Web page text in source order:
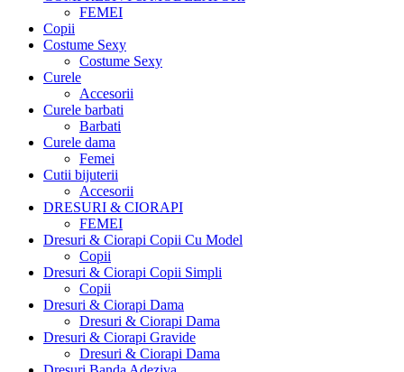
FEMEI
Copii
Costume Sexy
Costume Sexy
Curele
Accesorii
Curele barbati
Barbati
Curele dama
Femei
Cutii bijuterii
Accesorii
DRESURI & CIORAPI
FEMEI
Dresuri & Ciorapi Copii Cu Model
Copii
Dresuri & Ciorapi Copii Simpli
Copii
Dresuri & Ciorapi Dama
Dresuri & Ciorapi Dama
Dresuri & Ciorapi Gravide
Dresuri & Ciorapi Dama